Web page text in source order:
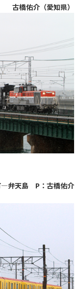
古橋佑介（愛知県）
弁天島 P：古橋佑介